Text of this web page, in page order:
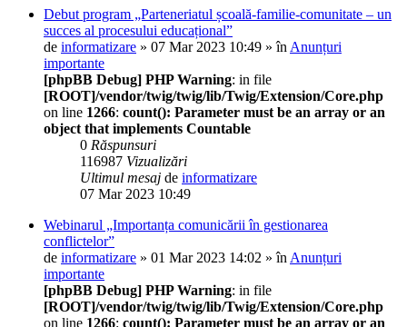
Debut program „Parteneriatul școală-familie-comunitate – un
succes al procesului educațional”
de informatizare » 07 Mar 2023 10:49 » în Anunțuri
importante
[phpBB Debug] PHP Warning: in file
[ROOT]/vendor/twig/twig/lib/Twig/Extension/Core.php
on line 1266: count(): Parameter must be an array or an
object that implements Countable
0 Răspunsuri
116987 Vizualizări
Ultimul mesaj de informatizare
07 Mar 2023 10:49
Webinarul „Importanța comunicării în gestionarea
conflictelor”
de informatizare » 01 Mar 2023 14:02 » în Anunțuri
importante
[phpBB Debug] PHP Warning: in file
[ROOT]/vendor/twig/twig/lib/Twig/Extension/Core.php
on line 1266: count(): Parameter must be an array or an